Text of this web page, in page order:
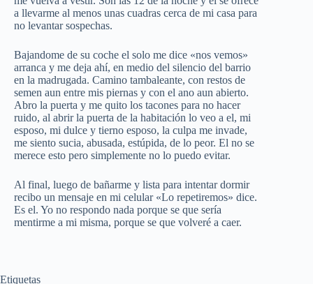
a llevarme al menos unas cuadras cerca de mi casa para
no levantar sospechas.
Bajandome de su coche el solo me dice «nos vemos»
arranca y me deja ahí, en medio del silencio del barrio
en la madrugada. Camino tambaleante, con restos de
semen aun entre mis piernas y con el ano aun abierto.
Abro la puerta y me quito los tacones para no hacer
ruido, al abrir la puerta de la habitación lo veo a el, mi
esposo, mi dulce y tierno esposo, la culpa me invade,
me siento sucia, abusada, estúpida, de lo peor. El no se
merece esto pero simplemente no lo puedo evitar.
Al final, luego de bañarme y lista para intentar dormir
recibo un mensaje en mi celular «Lo repetiremos» dice.
Es el. Yo no respondo nada porque se que sería
mentirme a mi misma, porque se que volveré a caer.
Etiquetas